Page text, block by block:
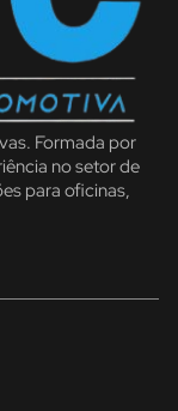
Formada por
no setor de
para oficinas,